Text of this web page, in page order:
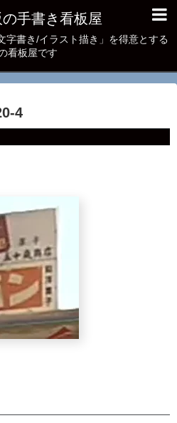
手書き看板屋
字書き/イラスト描き」を得意とする
看板屋です
4